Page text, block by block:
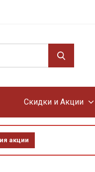
Скидки и Акции
акции